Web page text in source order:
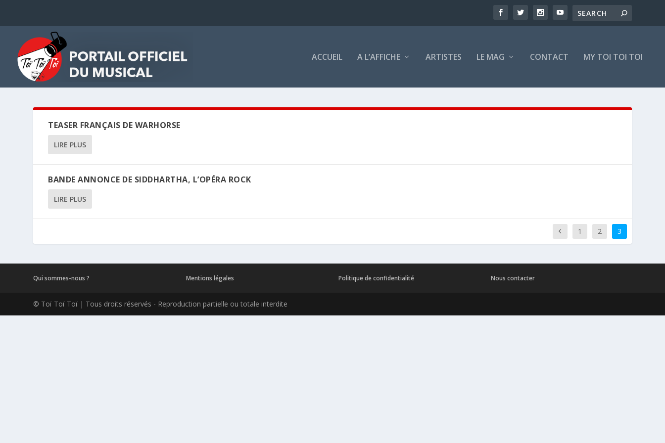
ACCUEIL A L’AFFICHE ARTISTES LE MAG CONTACT MY TOI TOI TOI
TEASER FRANÇAIS DE WARHORSE
LIRE PLUS
BANDE ANNONCE DE SIDDHARTHA, L’OPÉRA ROCK
LIRE PLUS
1 2 3
Qui sommes-nous ? Mentions légales Politique de confidentialité Nous contacter
© Toï Toï Toï | Tous droits réservés - Reproduction partielle ou totale interdite